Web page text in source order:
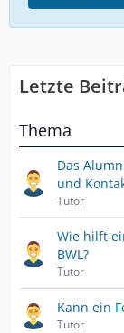
Letzte
Thema
Das
und
Tutor
Wie hilft
BWL?
Tutor
Kann ein
Tutor